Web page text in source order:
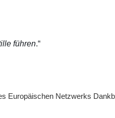
führen.“
Europäischen Netzwerks